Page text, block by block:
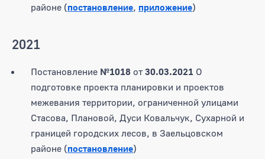
районе (постановление, приложение)
2021
Постановление №1018 от 30.03.2021 О
подготовке проекта планировки и проектов
межевания территории, ограниченной улицами
Стасова, Плановой, Дуси Ковальчук, Сухарной и
границей городских лесов, в Заельцовском
районе (постановление)